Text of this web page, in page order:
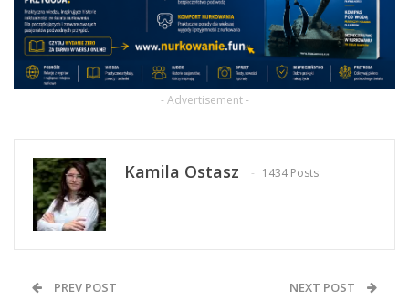
- Advertisement -
Kamila Ostasz 1434 Posts
PREV POST NEXT POST